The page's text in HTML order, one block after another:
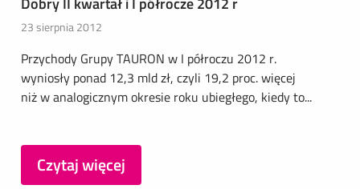
23 sierpnia 2012
Przychody Grupy TAURON w I półroczu 2012 r.
wyniosły ponad 12,3 mld zł, czyli 19,2 proc. więcej
niż w analogicznym okresie roku ubiegłego, kiedy to...
Czytaj więcej